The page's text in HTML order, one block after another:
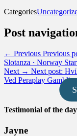
Categories
Post
← Previous Previous
Slotanza · Norway
Next → Next post:
Ved Peraplay
Testimonial of the day
Jayne